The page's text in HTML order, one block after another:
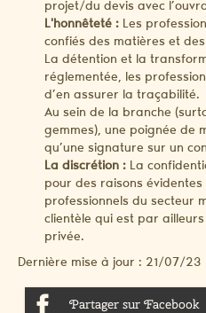
projet/du devis avec
L'honnêteté : Les
confiés des matières et
La détention et la
réglementée, les
d’en assurer la traçabilité.
Au sein de la branche
gemmes), une poignée de
qu’une signature sur un
La discrétion : La
pour des raisons
professionnels du secteur
clientèle qui est par
privée.
Dernière mise à jour : 21/07/23
Partager sur Facebook